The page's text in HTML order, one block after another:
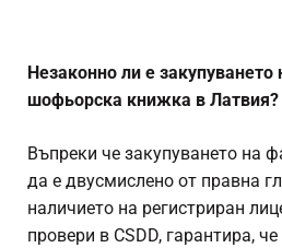
Незаконно ли е
шофьорска книжка в Латвия?
Въпреки че закупуването на
да е двусмислено от правна
наличието на регистриран
провери в CSDD, гарантира,